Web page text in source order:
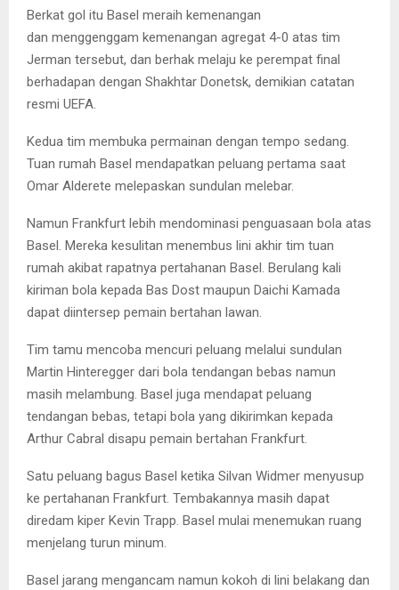
Berkat gol itu Basel meraih kemenangan
dan menggenggam kemenangan agregat 4-0 atas tim
Jerman tersebut, dan berhak melaju ke perempat final
berhadapan dengan Shakhtar Donetsk, demikian catatan
resmi UEFA.
Kedua tim membuka permainan dengan tempo sedang.
Tuan rumah Basel mendapatkan peluang pertama saat
Omar Alderete melepaskan sundulan melebar.
Namun Frankfurt lebih mendominasi penguasaan bola atas
Basel. Mereka kesulitan menembus lini akhir tim tuan
rumah akibat rapatnya pertahanan Basel. Berulang kali
kiriman bola kepada Bas Dost maupun Daichi Kamada
dapat diintersep pemain bertahan lawan.
Tim tamu mencoba mencuri peluang melalui sundulan
Martin Hinteregger dari bola tendangan bebas namun
masih melambung. Basel juga mendapat peluang
tendangan bebas, tetapi bola yang dikirimkan kepada
Arthur Cabral disapu pemain bertahan Frankfurt.
Satu peluang bagus Basel ketika Silvan Widmer menyusup
ke pertahanan Frankfurt. Tembakannya masih dapat
diredam kiper Kevin Trapp. Basel mulai menemukan ruang
menjelang turun minum.
Basel jarang mengancam namun kokoh di lini belakang dan